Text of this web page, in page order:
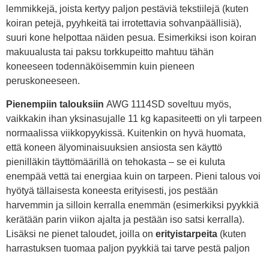
lemmikkejä, joista kertyy paljon pestäviä tekstiilejä (kuten
koiran petejä, pyyhkeitä tai irrotettavia sohvanpäällisiä),
suuri kone helpottaa näiden pesua. Esimerkiksi ison koiran
makuualusta tai paksu torkkupeitto mahtuu tähän
koneeseen todennäköisemmin kuin pieneen
peruskoneeseen.
Pienempiin talouksiin AWG 1114SD soveltuu myös,
vaikkakin ihan yksinasujalle 11 kg kapasiteetti on yli tarpeen
normaalissa viikkopyykissä. Kuitenkin on hyvä huomata,
että koneen älyominaisuuksien ansiosta sen käyttö
pienilläkin täyttömäärillä on tehokasta – se ei kuluta
enempää vettä tai energiaa kuin on tarpeen. Pieni talous voi
hyötyä tällaisesta koneesta erityisesti, jos pestään
harvemmin ja silloin kerralla enemmän (esimerkiksi pyykkiä
kerätään parin viikon ajalta ja pestään iso satsi kerralla).
Lisäksi ne pienet taloudet, joilla on erityistarpeita (kuten
harrastuksen tuomaa paljon pyykkiä tai tarve pestä paljon